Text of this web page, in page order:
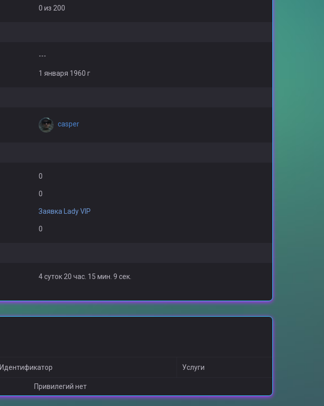
0 из 200
---
1 января 1960 г
casper
0
0
Заявка Lady VIP
0
4 суток 20 час. 15 мин. 9 сек.
Идентификатор Услуги
Привилегий нет